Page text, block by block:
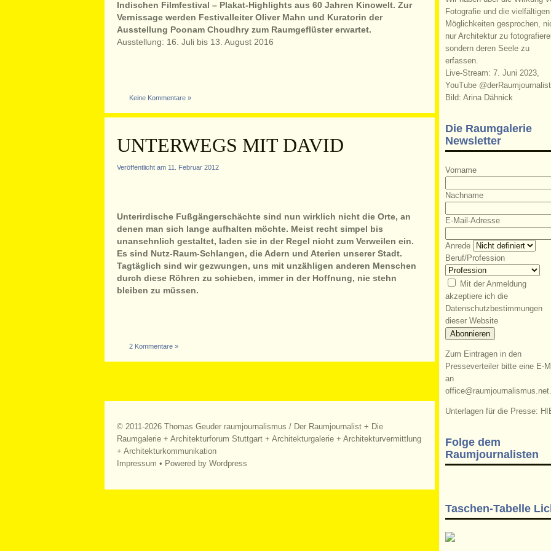
Indischen Filmfestival – Plakat-Highlights aus 60 Jahren Kinowelt. Zur
Vernissage werden Festivalleiter Oliver Mahn und Kuratorin der
Ausstellung Poonam Choudhry zum Raumgeflüster erwartet.
Ausstellung: 16. Juli bis 13. August 2016
Keine Kommentare »
UNTERWEGS MIT DAVID
Veröffentlicht am 11. Februar 2012
Unterirdische Fußgängerschächte sind nun wirklich nicht die Orte, an
denen man sich lange aufhalten möchte. Meist recht simpel bis
unansehnlich gestaltet, laden sie in der Regel nicht zum Verweilen ein.
Es sind Nutz-Raum-Schlangen, die Adern und Aterien unserer Stadt.
Tagtäglich sind wir gezwungen, uns mit unzähligen anderen Menschen
durch diese Röhren zu schieben, immer in der Hoffnung, nie stehn
bleiben zu müssen.
2 Kommentare »
© 2011-2026 Thomas Geuder raumjournalismus / Der Raumjournalist + Die
Raumgalerie + Architekturforum Stuttgart + Architekturgalerie + Architekturvermittlung
+ Architekturkommunikation
Impressum • Powered by Wordpress
Fotografie und die vielfältigen
Möglichkeiten gesprochen,
nur Architektur zu
sondern deren Seele zu
erfassen.
Live-Stream: 7. Juni 2023,
YouTube
Bild: Arina Dähnick
Die Raumgalerie
Newsletter
Vorname
Nachname
E-Mail-Adresse
Anrede
Beruf/Profession
Mit der Anmeldung
akzeptiere ich die
Datenschutzbestimmungen
dieser Website
Zum Eintragen in den
Presseverteiler bitte eine E-
an
office@raumjournalismus.net.
Unterlagen für die Presse:
Folge dem
Raumjournalisten
Taschen-Tabelle